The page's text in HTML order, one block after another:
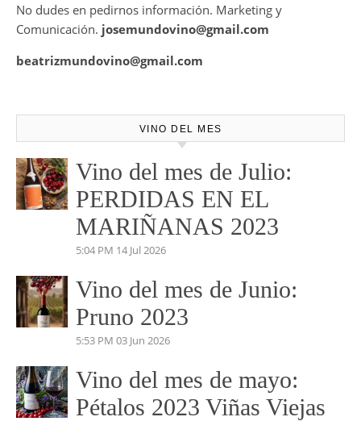
No dudes en pedirnos información. Marketing y
Comunicación. josemundovino@gmail.com
beatrizmundovino@gmail.com
VINO DEL MES
Vino del mes de Julio:
PERDIDAS EN EL
MARIÑANAS 2023
5:04 PM 14 Jul 2026
Vino del mes de Junio:
Pruno 2023
5:53 PM 03 Jun 2026
Vino del mes de mayo:
Pétalos 2023 Viñas Viejas